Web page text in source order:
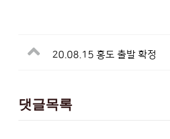
20.08.15 홍도 출발 확정
댓글목록